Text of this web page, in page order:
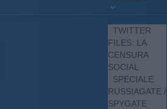
TWITTER
FILES: LA
CENSURA
SOCIAL
SPECIALE
RUSSIAGATE /
SPYGATE